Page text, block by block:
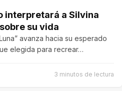
interpretará a Silvina
su vida
avanza hacia su esperado
elegida para recrear…
3 minutos de lectura